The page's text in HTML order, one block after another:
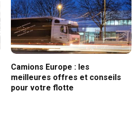
Camions Europe : les
meilleures offres et conseils
pour votre flotte